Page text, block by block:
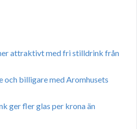
attraktivt med fri stilldrink från
och billigare med Aromhusets
ger fler glas per krona än